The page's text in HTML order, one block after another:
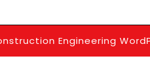
Engineering